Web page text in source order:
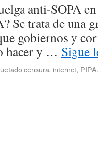
anti-SOPA
Se trata de una
gobiernos y
hacer y … Sigue
censura, internet, PIPA